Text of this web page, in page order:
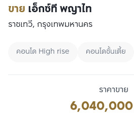
ขาย เอ็กซ์ที พญาไท
ราชเทวี, กรุงเทพมหานคร
คอนโด High rise คอนโดชั้นเตี้ย
ราคาขาย